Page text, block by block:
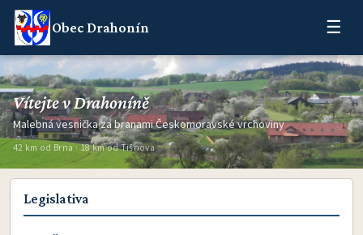
Obec Drahonín ☰
Vítejte v Drahoníně
Malebná vesnička za branami Českomoravské vrchoviny
42 km od Brna · 18 km od Tišnova
Legislativa